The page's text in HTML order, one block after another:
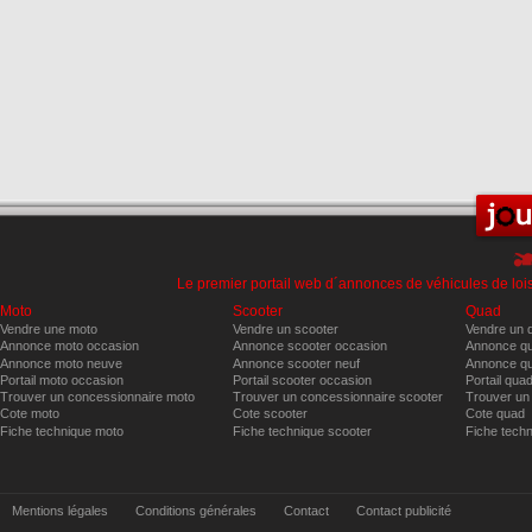
Le premier portail web d´annonces de véhicules de
Moto
Vendre une moto
Annonce moto occasion
Annonce moto neuve
Portail moto occasion
Trouver un concessionnaire moto
Cote moto
Fiche technique moto
Scooter
Vendre un scooter
Annonce scooter occasion
Annonce scooter neuf
Portail scooter occasion
Trouver un concessionnaire scooter
Cote scooter
Fiche technique scooter
Quad
Vendre un
Annonce
Annonce
Portail
Trouver
Cote quad
Fiche
Mentions légales Conditions générales Contact Contact publicité